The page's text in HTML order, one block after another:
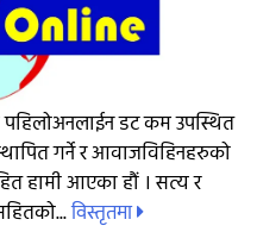
डट कम उपस्थित
गर्ने र आवाजविहिनहरुको
हामी आएका हौं । सत्य र
विस्तृतमा